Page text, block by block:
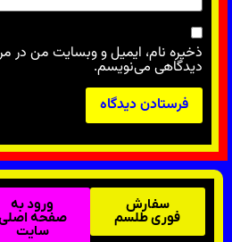
ذخیره نام، ایمیل و وبسایت من در
دیدگاهی می‌نویسم.
سفارش
فوری طلسم
ورود به
صفحه
سایت